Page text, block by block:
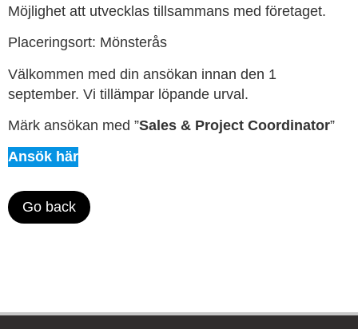
Möjlighet att utvecklas tillsammans med företaget.
Placeringsort: Mönsterås
Välkommen med din ansökan innan den 1
september. Vi tillämpar löpande urval.
Märk ansökan med ”Sales & Project Coordinator”
Ansök här
Go back